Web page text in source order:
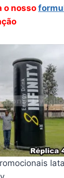
o nosso